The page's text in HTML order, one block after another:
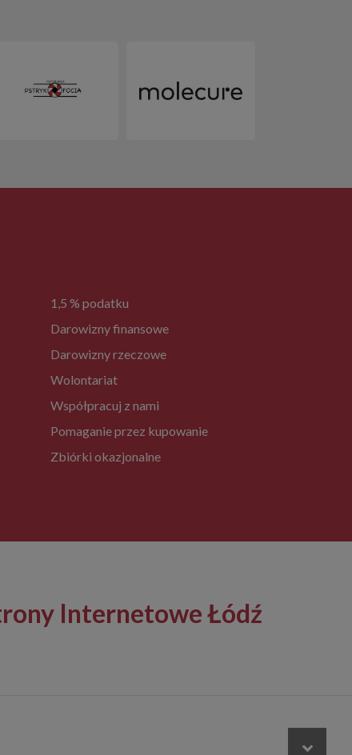
1,5 % podatku
Darowizny finansowe
Darowizny rzeczowe
Wolontariat
Współpracuj z nami
Pomaganie przez kupowanie
Zbiórki okazjonalne